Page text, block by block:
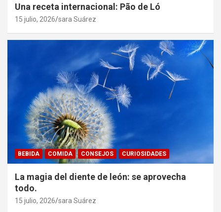
Una receta internacional: Pão de Ló
15 julio, 2026 sara Suárez
BEBIDA COMIDA CONSEJOS CURIOSIDADES
La magia del diente de león: se aprovecha
todo.
15 julio, 2026 sara Suárez